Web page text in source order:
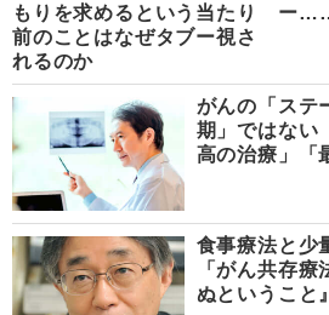
もりを求めるという当たり
前のことはなぜタブー視さ
れるのか
ー
がんの「ステ
期」ではな
高の治療」「
食事療法と少
「がん共存
ぬということ